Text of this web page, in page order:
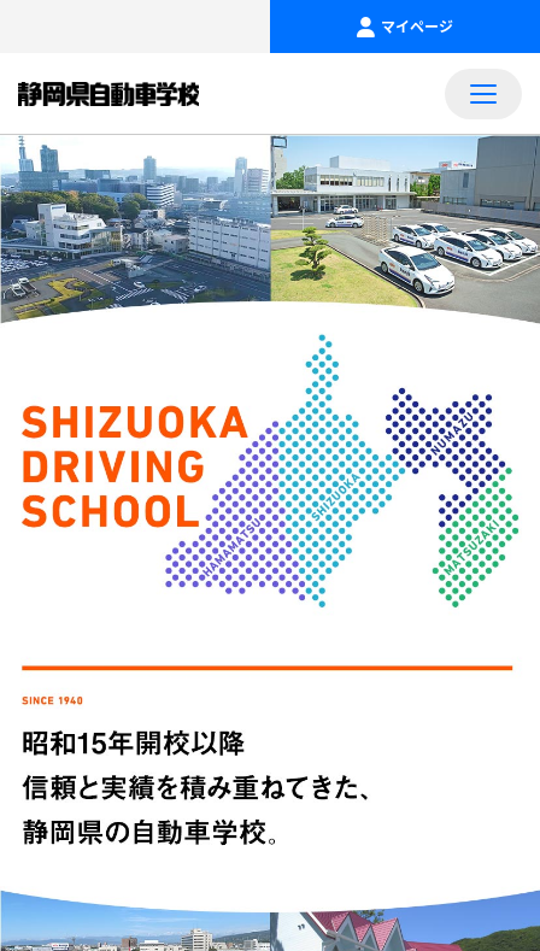
マイページ